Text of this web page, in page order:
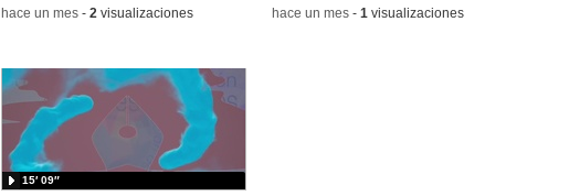
-hace un mes- 2 visualizaciones -hace un mes- 1 visualizaciones
15′ 09″